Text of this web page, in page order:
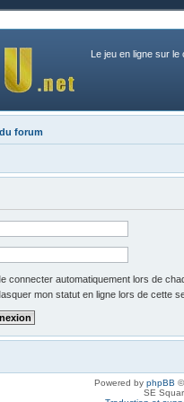
Le jeu en ligne sur le
forum
connecter automatiquement lors de
mon statut en ligne lors de cette
Powered by phpBB
SE